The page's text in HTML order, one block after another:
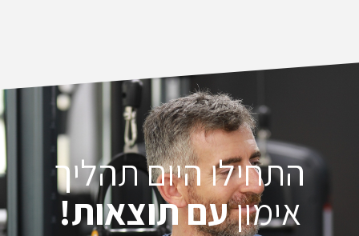
התחילו היום תהליך
אימוןעם תוצאות!